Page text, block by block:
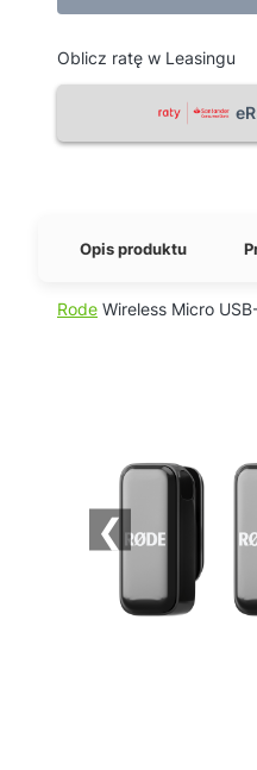
Oblicz ratę w Leasingu
Opis produktu
Rode Wireless Micro
❮